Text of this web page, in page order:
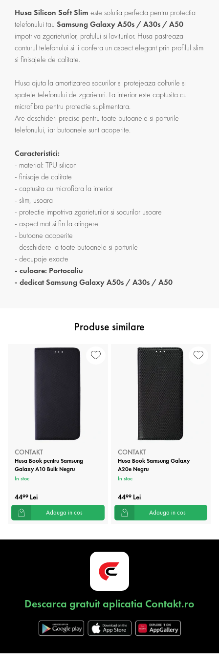
Husa Silicon Soft Slim este solutia perfecta pentru protectia
telefonului tau Samsung Galaxy A50s / A30s / A50
impotriva zgarieturilor, prafului si loviturilor. Husa pastreaza
conturul telefonului si ii confera un aspect elegant prin profilul slim
si finisajele de calitate.
Husa ajuta la amortizarea socurilor si protejeaza colturile si
spatele telefonului de zgarieturi. La interior este captusita cu
microfibra pentru protectie suplimentara.
Are deschideri precise pentru toate butoanele si porturile
telefonului, iar butoanele sunt acoperite.
Caracteristici:
- material: TPU silicon
- finisaje de calitate
- captusita cu microfibra la interior
- slim, usoara
- protectie impotriva zgarieturilor si socurilor usoare
- aspect mat si fin la atingere
- butoane acoperite
- deschidere la toate butoanele si porturile
- decupaje exacte
- culoare: Portocaliu
- dedicat Samsung Galaxy A50s / A30s / A50
Produse similare
CONTAKT
Husa Book pentru Samsung
Galaxy A10 Bulk Negru
In stoc
4499 Lei
Adauga in cos
CONTAKT
Husa Book Samsung Galaxy
A20e Negru
In stoc
4499Lei
Adauga in cos
Descarca gratuit aplicatia Contakt.ro